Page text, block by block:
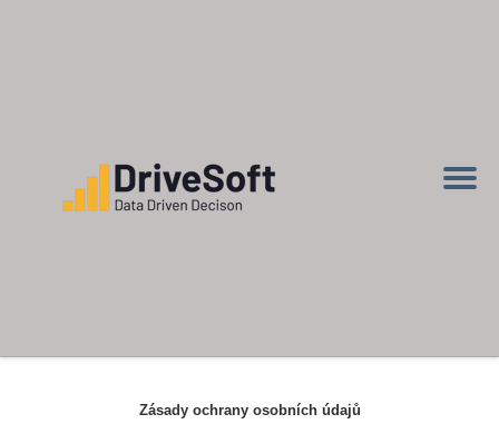
Zásady ochrany osobních údajů